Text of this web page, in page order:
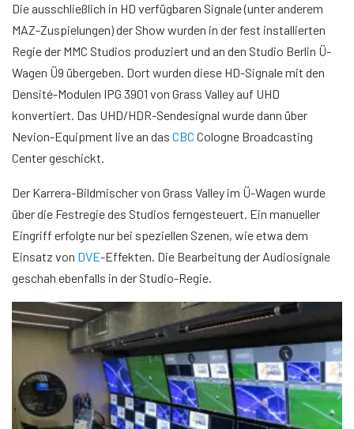
Die ausschließlich in HD verfügbaren Signale (unter anderem
MAZ-Zuspielungen) der Show wurden in der fest installierten
Regie der MMC Studios produziert und an den Studio Berlin Ü-
Wagen Ü9 übergeben. Dort wurden diese HD-Signale mit den
Densité-Modulen IPG 3901 von Grass Valley auf UHD
konvertiert. Das UHD/HDR-Sendesignal wurde dann über
Nevion-Equipment live an das CBC Cologne Broadcasting
Center geschickt.
Der Karrera-Bildmischer von Grass Valley im Ü-Wagen wurde
über die Festregie des Studios ferngesteuert. Ein manueller
Eingriff erfolgte nur bei speziellen Szenen, wie etwa dem
Einsatz von DVE-Effekten. Die Bearbeitung der Audiosignale
geschah ebenfalls in der Studio-Regie.